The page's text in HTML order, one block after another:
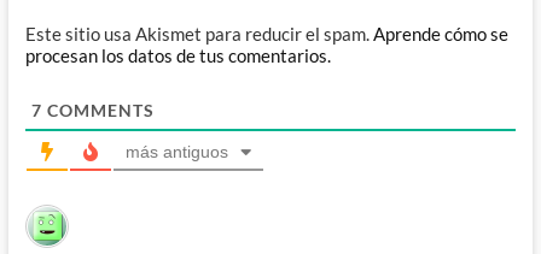
Este sitio usa Akismet para reducir el spam.Aprende cómo se
procesan los datos de tus comentarios.
7 COMMENTS
más antiguos